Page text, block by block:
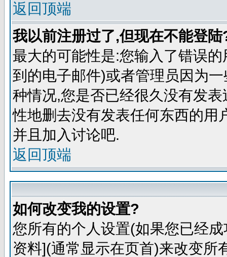
返回顶端
我以前注册过了,但现在不能登
最大的可能性是:您输入了错误
到的电子邮件)或者管理员因为
种情况,您是否已经很久没有发
性地删去没有发表任何东西的用
并且加入讨论吧.
返回顶端
如何改变我的设置?
您所有的个人设置(如果您已经
资料](通常显示在页首)来改变所